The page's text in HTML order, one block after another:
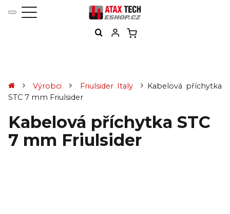
Výrobci Friulsider Italy
Kabelová příchytka
STC 7 mm Friulsider
Kabelová příchytka STC
7 mm Friulsider